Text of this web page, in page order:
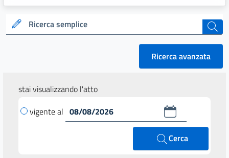
Ricerca semplice cerca
Ricerca avanzata
stai visualizzando l'atto
vigente al
Cerca